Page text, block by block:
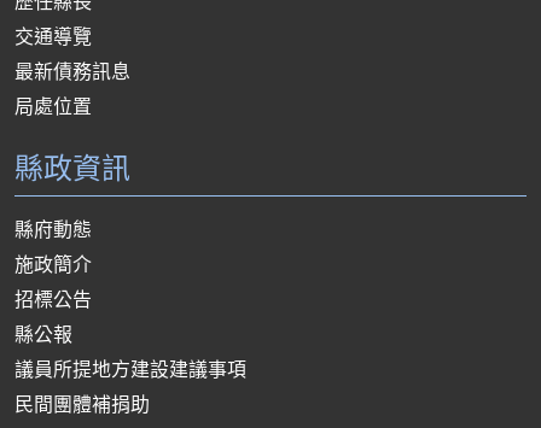
交通導覽
最新債務訊息
局處位置
縣政資訊
縣府動態
施政簡介
招標公告
縣公報
議員所提地方建設建議事項
民間團體補捐助